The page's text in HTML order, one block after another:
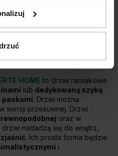
HOME, grupa
HOME to drzwi ramiakowe
lub dedykowaną szybą
paskami. Drzwi można
wersji przesuwnej. Drzwi
oraz w
drzwi nadadzą się do wnętrz,
. Ich prosta forma będzie
i